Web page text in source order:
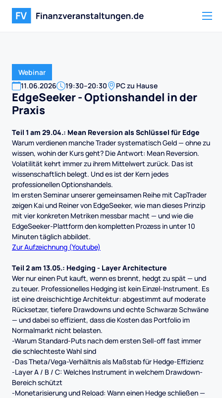
Webinar
11.06.2026 19:30–20:30 PC zu Hause
EdgeSeeker - Optionshandel in der
Praxis
Teil 1 am 29.04.: Mean Reversion als Schlüssel für Edge
Warum verdienen manche Trader systematisch Geld — ohne zu
wissen, wohin der Kurs geht? Die Antwort: Mean Reversion.
Volatilität kehrt immer zu ihrem Mittelwert zurück. Das ist
wissenschaftlich belegt. Und es ist der Kern jedes
professionellen Optionshandels.
Im ersten Seminar unserer gemeinsamen Reihe mit CapTrader
zeigen Kai und Reiner von EdgeSeeker, wie man dieses Prinzip
mit vier konkreten Metriken messbar macht — und wie die
EdgeSeeker-Plattform den kompletten Prozess in unter 10
Minuten täglich abbildet.
Zur Aufzeichnung (Youtube)
Teil 2 am 13.05.: Hedging - Layer Architecture
Wer nur einen Put kauft, wenn es brennt, hedgt zu spät — und
zu teuer. Professionelles Hedging ist kein Einzel-Instrument. Es
ist eine dreischichtige Architektur: abgestimmt auf moderate
Rücksetzer, tiefere Drawdowns und echte Schwarze Schwäne
— und dabei so effizient, dass die Kosten das Portfolio im
Normalmarkt nicht belasten.
-Warum Standard-Puts nach dem ersten Sell-off fast immer
die schlechteste Wahl sind
-Das Theta/Vega-Verhältnis als Maßstab für Hedge-Effizienz
-Layer A / B / C: Welches Instrument in welchem Drawdown-
Bereich schützt
-Monetarisierung und Reload: Wann einen Hedge schließen —